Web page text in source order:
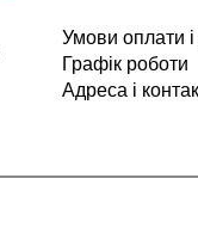
Умови оплати і
Графік роботи
Адреса і